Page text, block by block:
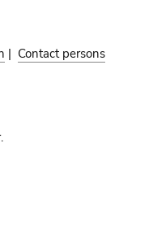
| Contact persons